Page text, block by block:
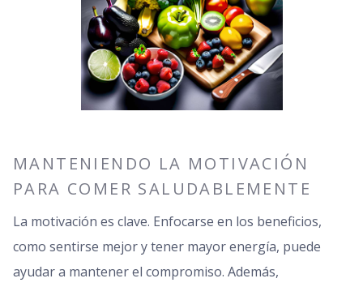
MANTENIENDO LA MOTIVACIÓN
PARA COMER SALUDABLEMENTE
La motivación es clave. Enfocarse en los beneficios,
como sentirse mejor y tener mayor energía, puede
ayudar a mantener el compromiso. Además,